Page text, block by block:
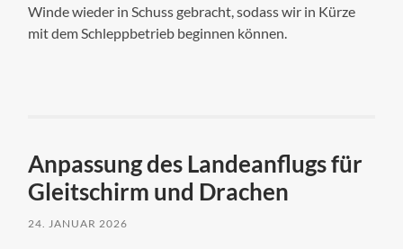
Winde wieder in Schuss gebracht, sodass wir in Kürze
mit dem Schleppbetrieb beginnen können.
Anpassung des Landeanflugs für
Gleitschirm und Drachen
24. JANUAR 2026